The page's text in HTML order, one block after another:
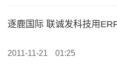
逐鹿国际 联诚发科技用
2011-11-21 01:25